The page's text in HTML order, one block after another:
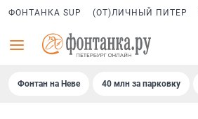
ФОНТАНКА SUP (ОТ)ЛИЧНЫЙ ПИТЕР
Фонтан на Неве 40 млн за парковку